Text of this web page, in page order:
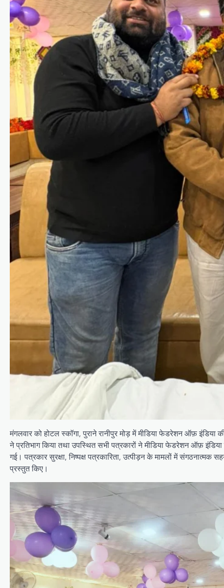
मंगलवार को होटल स्कॉगा, पुराने रानीपुर मोड़ में मीडिया फेडरेशन ऑफ़
ने प्रतिभाग किया तथा उपस्थित सभी पत्रकारों ने मीडिया फेडरेशन ऑफ़
गई। पत्रकार सुरक्षा, निष्पक्ष पत्रकारिता, उत्पीड़न के मामलों में
प्रस्तुत किए।